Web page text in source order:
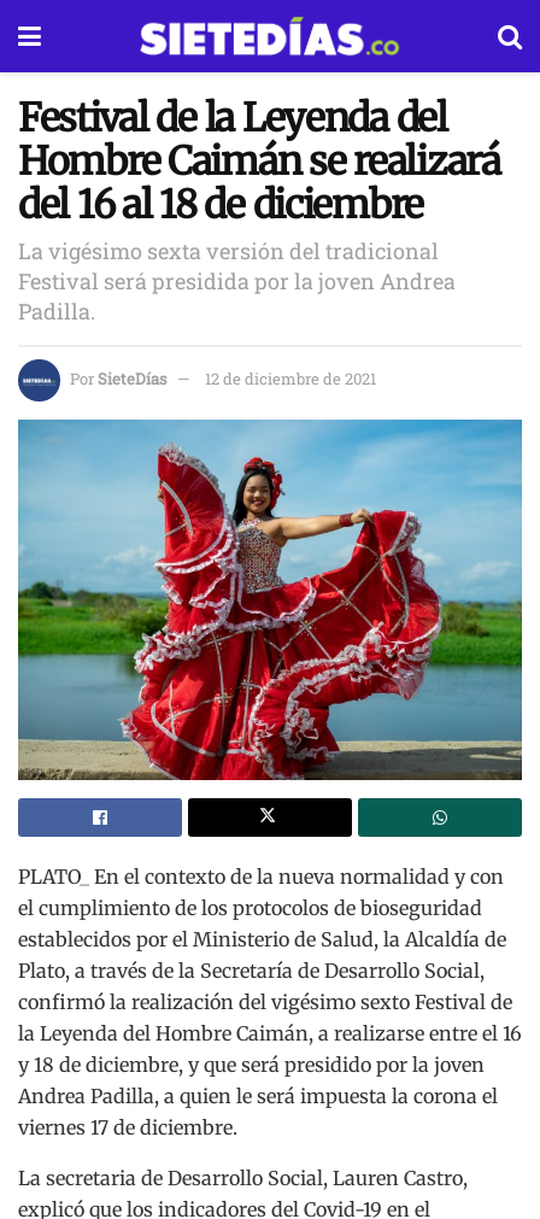
Festival de la Leyenda del
Hombre Caimán se realizará
del 16 al 18 de diciembre
La vigésimo sexta versión del tradicional
Festival será presidida por la joven Andrea
Padilla.
PorSieteDías 12 de diciembre de 2021
PLATO_ En el contexto de la nueva normalidad y con
el cumplimiento de los protocolos de bioseguridad
establecidos por el Ministerio de Salud, la Alcaldía de
Plato, a través de la Secretaría de Desarrollo Social,
confirmó la realización del vigésimo sexto Festival de
la Leyenda del Hombre Caimán, a realizarse entre el 16
y 18 de diciembre, y que será presidido por la joven
Andrea Padilla, a quien le será impuesta la corona el
viernes 17 de diciembre.
La secretaria de Desarrollo Social, Lauren Castro,
explicó que los indicadores del Covid-19 en el